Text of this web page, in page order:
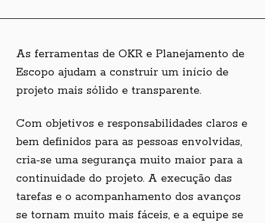
As ferramentas de OKR e Planejamento de
Escopo ajudam a construir um início de
projeto mais sólido e transparente.
Com objetivos e responsabilidades claros e
bem definidos para as pessoas envolvidas,
cria-se uma segurança muito maior para a
continuidade do projeto. A execução das
tarefas e o acompanhamento dos avanços
se tornam muito mais fáceis, e a equipe se